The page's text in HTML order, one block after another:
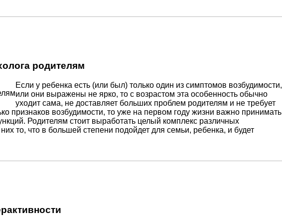
родителям
Если у ребенка есть (или был) только один из симптомов возбудимости,
или они выражены не ярко, то с возрастом эта особенность обычно
уходит сама, не доставляет больших проблем родителям и не требует
признаков возбудимости, то уже на первом году жизни важно принимать
Родителям стоит выработать целый комплекс различных
то, что в большей степени подойдет для семьи, ребенка, и будет